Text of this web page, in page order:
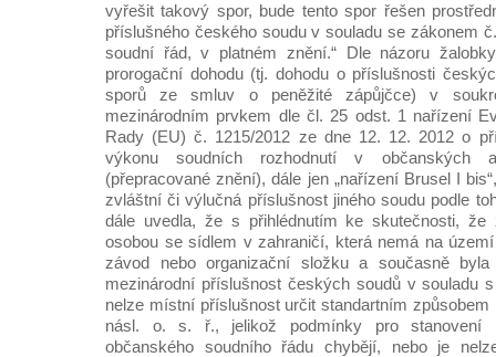
vyřešit takový spor, bude tento spor řešen
příslušného českého soudu v souladu se zákonem
soudní řád, v platném znění.“ Dle názoru
prorogační dohodu (tj. dohodu o příslušnosti
sporů ze smluv o peněžité zápůjčce) v
mezinárodním prvkem dle čl. 25 odst. 1 nařízení
Rady (EU) č. 1215/2012 ze dne 12. 12. 2012 o
výkonu soudních rozhodnutí v občanských
(přepracované znění), dále jen „nařízení Brusel I
zvláštní či výlučná příslušnost jiného soudu podle
dále uvedla, že s přihlédnutím ke skutečnosti, že
osobou se sídlem v zahraničí, která nemá na
závod nebo organizační složku a současně
mezinárodní příslušnost českých soudů v souladu
nelze místní příslušnost určit standartním způsobem
násl. o. s. ř., jelikož podmínky pro stanovení
občanského soudního řádu chybějí, nebo je